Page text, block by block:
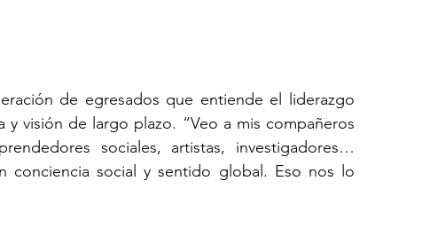
de egresados que entiende el liderazgo
visión de largo plazo. “Veo a mis compañeros
sociales, artistas, investigadores…
conciencia social y sentido global. Eso nos lo